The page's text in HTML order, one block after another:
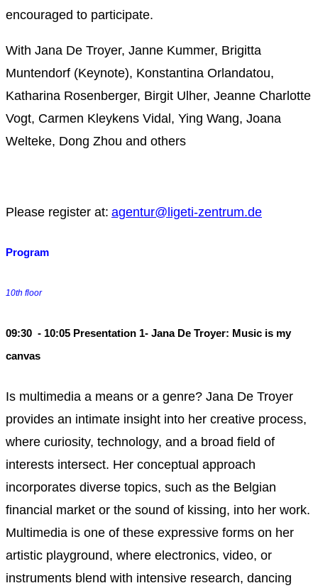
encouraged to participate.
With Jana De Troyer, Janne Kummer, Brigitta
Muntendorf (Keynote), Konstantina Orlandatou,
Katharina Rosenberger, Birgit Ulher, Jeanne Charlotte
Vogt, Carmen Kleykens Vidal, Ying Wang, Joana
Welteke, Dong Zhou and others
Please register at: agentur@ligeti-zentrum.de
Program
10th floor
09:30 - 10:05 Presentation 1- Jana De Troyer: Music is my
canvas
Is multimedia a means or a genre? Jana De Troyer
provides an intimate insight into her creative process,
where curiosity, technology, and a broad field of
interests intersect. Her conceptual approach
incorporates diverse topics, such as the Belgian
financial market or the sound of kissing, into her work.
Multimedia is one of these expressive forms on her
artistic playground, where electronics, video, or
instruments blend with intensive research, dancing